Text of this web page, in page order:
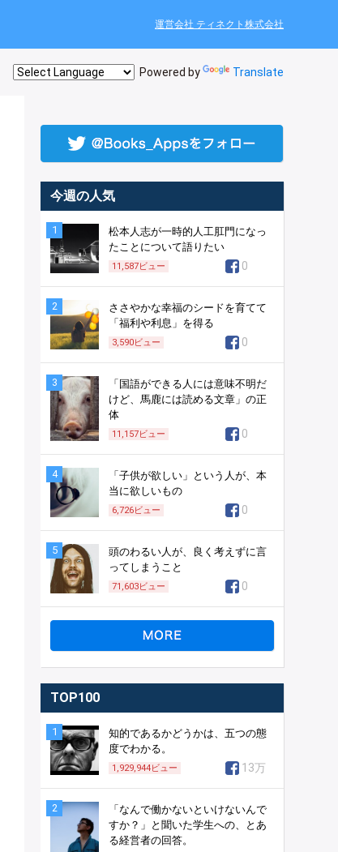
運営会社 ティネクト株式会社
Powered by Translate
今週の人気
1
松本人志が一時的人工肛門になっ
たことについて語りたい
11,587ビュー 0
2
ささやかな幸福のシードを育てて
「福利や利息」を得る
3,590ビュー 0
3
「国語ができる人には意味不明だ
けど、馬鹿には読める文章」の正
体
11,157ビュー 0
4
「子供が欲しい」という人が、本
当に欲しいもの
6,726ビュー 0
5
頭のわるい人が、良く考えずに言
ってしまうこと
71,603ビュー 0
TOP100
1
知的であるかどうかは、五つの態
度でわかる。
1,929,944ビュー 13万
2
「なんで働かないといけないんで
すか？」と聞いた学生への、とあ
る経営者の回答。